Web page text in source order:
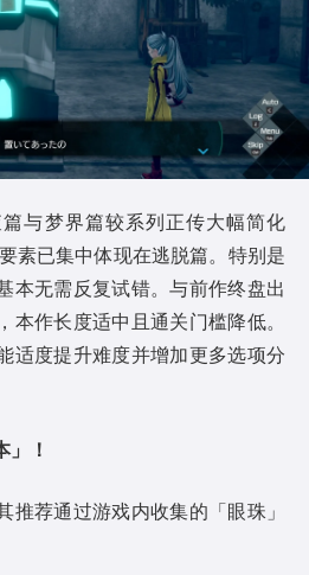
与梦界篇较系列正传大幅简化
已集中体现在逃脱篇。特别是
本无需反复试错。与前作终盘出
作长度适中且通关门槛降低。
适度提升难度并增加更多选项分
！
推荐通过游戏内收集的「眼珠」